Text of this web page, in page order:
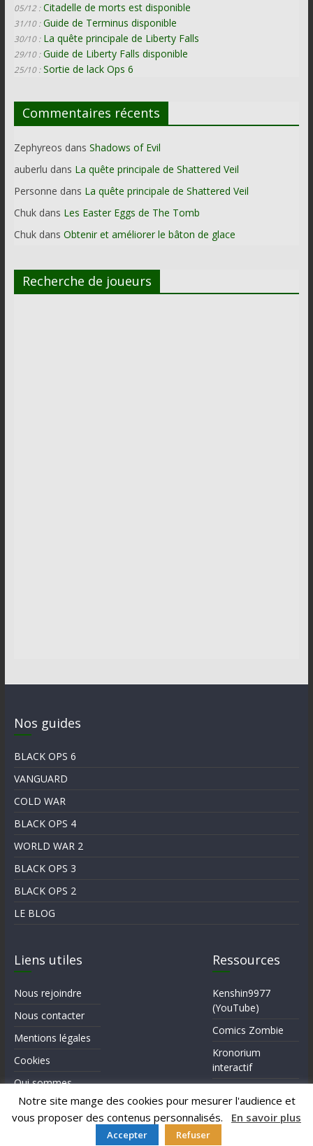
Notre site mange des cookies pour mesurer l'audience et
vous proposer des contenus personnalisés. En savoir plus
Accepter Refuser
05/12 : Citadelle de morts est disponible
31/10 : Guide de Terminus disponible
30/10 : La quête principale de Liberty Falls
29/10 : Guide de Liberty Falls disponible
25/10 : Sortie de lack Ops 6
Commentaires récents
Zephyreos dans Shadows of Evil
auberlu dans La quête principale de Shattered Veil
Personne dans La quête principale de Shattered Veil
Chukdans Les Easter Eggs de The Tomb
Chukdans Obtenir et améliorer le bâton de glace
Recherche de joueurs
Nos guides
BLACK OPS 6
VANGUARD
COLD WAR
BLACK OPS 4
WORLD WAR 2
BLACK OPS 3
BLACK OPS 2
LE BLOG
Liens utiles
Nous rejoindre
Nous contacter
Mentions légales
Cookies
Qui sommes-
nous?
Ressources
Kenshin9977
(YouTube)
Comics Zombie
Kronorium
interactif